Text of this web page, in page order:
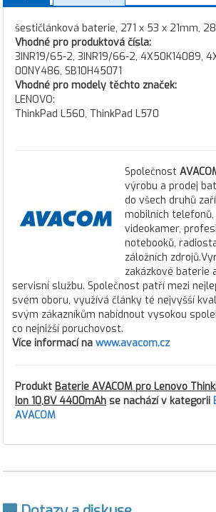
šestičlánková baterie, 271 x 53 x 21mm,
Vhodné pro produktová čísla:
3INR19/65-2, 3INR19/66-2, 4X50K14089,
00NY486, SB10H45071
Vhodné pro modely těchto značek:
LENOVO:
ThinkPad L560, ThinkPad L570
Společnost
výrobu a prodej
do všech druhů
mobilních
videokamer,
notebooků,
záložních
zakázkové baterie
servisní službu. Společnost patří mezi
svém oboru, využívá články té nejvyšší
svým zákazníkům nabídnout vysokou
co nejnižší poruchovost.
Více informací na www.avacom.cz
Produkt Baterie AVACOM pro Lenovo
Ion 10,8V 4400mAh se nachází v kategorii
AVACOM